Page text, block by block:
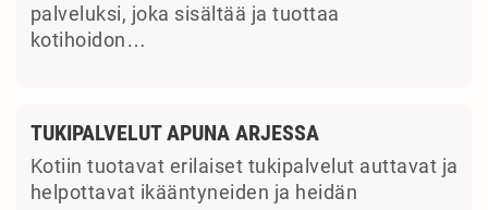
palveluksi, joka sisältää ja tuottaa
kotihoidon…
TUKIPALVELUT APUNA ARJESSA
Kotiin tuotavat erilaiset tukipalvelut auttavat ja
helpottavat ikääntyneiden ja heidän